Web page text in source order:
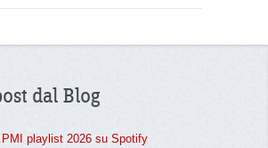
dal Blog
PMI playlist 2026 su Spotify